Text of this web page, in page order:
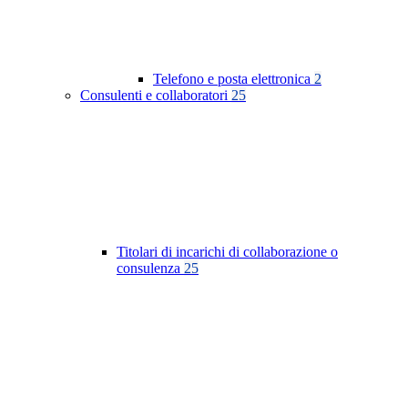
Telefono e posta elettronica 2
Consulenti e collaboratori 25
Titolari di incarichi di collaborazione o
consulenza 25